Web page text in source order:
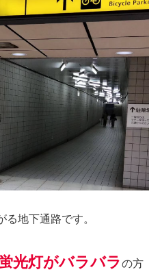
地下通路です。
光灯がバラバラの方